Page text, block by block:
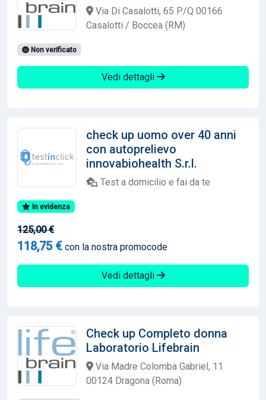
Via Di Casalotti, 65 P/Q 00166
Casalotti / Boccea (RM)
Non verificato
Vedi dettagli
check up uomo over 40 anni
con autoprelievo
innovabiohealth S.r.l.
Test a domicilio e fai da te
In evidenza
125,00 €
118,75 € con la nostra promocode
Vedi dettagli
Check up Completo donna
Laboratorio Lifebrain
Via Madre Colomba Gabriel, 11
00124 Dragona (Roma)